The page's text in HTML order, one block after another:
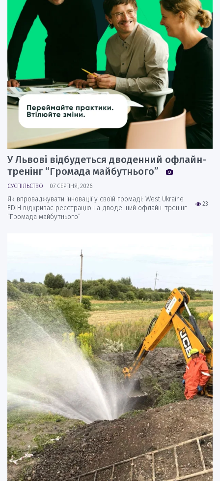
У Львові відбудеться дводенний офлайн-
тренінг “Громада майбутнього”
СУСПІЛЬСТВО 07 СЕРПНЯ, 2026
23
Як впроваджувати інновації у своїй громаді: West Ukraine
EDIH відкриває реєстрацію на дводенний офлайн-тренінг
“Громада майбутнього”